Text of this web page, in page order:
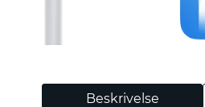
Beskrivelse